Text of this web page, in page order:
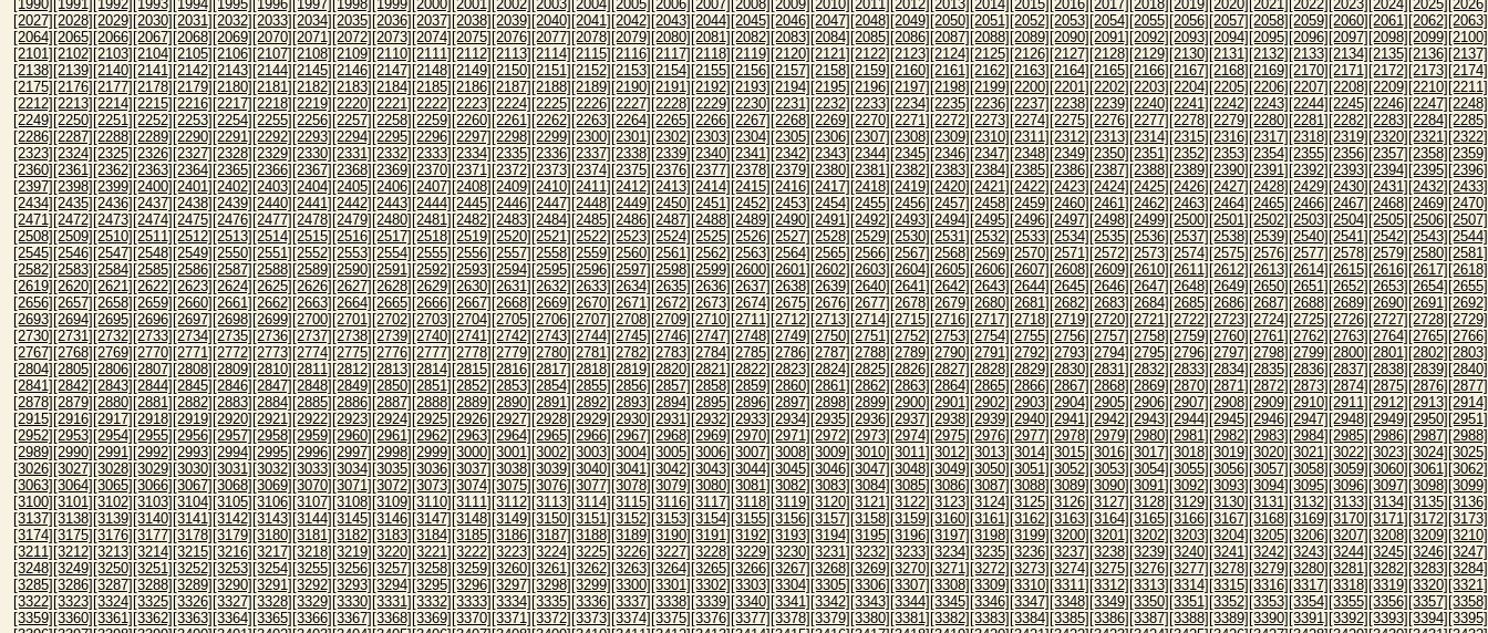
[1990] [1991] [1992] [1993] [1994] [1995] [1996] [1997] [1998] [1999] [2000] [2001] [2002] [2003] [2004] [2005] [2006] [2007] [2008] [2009] [2010] [2011] [2012] [2013] [2014] [2015] [2016] [2017] [2018] [2019] [2020] [2021] [2022] [2023] [2024] [2025] [2026]
[2027] [2028] [2029] [2030] [2031] [2032] [2033] [2034] [2035] [2036] [2037] [2038] [2039] [2040] [2041] [2042] [2043] [2044] [2045] [2046] [2047] [2048] [2049] [2050] [2051] [2052] [2053] [2054] [2055] [2056] [2057] [2058] [2059] [2060] [2061] [2062] [2063]
[2064] [2065] [2066] [2067] [2068] [2069] [2070] [2071] [2072] [2073] [2074] [2075] [2076] [2077] [2078] [2079] [2080] [2081] [2082] [2083] [2084] [2085] [2086] [2087] [2088] [2089] [2090] [2091] [2092] [2093] [2094] [2095] [2096] [2097] [2098] [2099] [2100]
[2101] [2102] [2103] [2104] [2105] [2106] [2107] [2108] [2109] [2110] [2111] [2112] [2113] [2114] [2115] [2116] [2117] [2118] [2119] [2120] [2121] [2122] [2123] [2124] [2125] [2126] [2127] [2128] [2129] [2130] [2131] [2132] [2133] [2134] [2135] [2136] [2137]
[2138] [2139] [2140] [2141] [2142] [2143] [2144] [2145] [2146] [2147] [2148] [2149] [2150] [2151] [2152] [2153] [2154] [2155] [2156] [2157] [2158] [2159] [2160] [2161] [2162] [2163] [2164] [2165] [2166] [2167] [2168] [2169] [2170] [2171] [2172] [2173] [2174]
[2175] [2176] [2177] [2178] [2179] [2180] [2181] [2182] [2183] [2184] [2185] [2186] [2187] [2188] [2189] [2190] [2191] [2192] [2193] [2194] [2195] [2196] [2197] [2198] [2199] [2200] [2201] [2202] [2203] [2204] [2205] [2206] [2207] [2208] [2209] [2210] [2211]
[2212] [2213] [2214] [2215] [2216] [2217] [2218] [2219] [2220] [2221] [2222] [2223] [2224] [2225] [2226] [2227] [2228] [2229] [2230] [2231] [2232] [2233] [2234] [2235] [2236] [2237] [2238] [2239] [2240] [2241] [2242] [2243] [2244] [2245] [2246] [2247] [2248]
[2249] [2250] [2251] [2252] [2253] [2254] [2255] [2256] [2257] [2258] [2259] [2260] [2261] [2262] [2263] [2264] [2265] [2266] [2267] [2268] [2269] [2270] [2271] [2272] [2273] [2274] [2275] [2276] [2277] [2278] [2279] [2280] [2281] [2282] [2283] [2284] [2285]
[2286] [2287] [2288] [2289] [2290] [2291] [2292] [2293] [2294] [2295] [2296] [2297] [2298] [2299] [2300] [2301] [2302] [2303] [2304] [2305] [2306] [2307] [2308] [2309] [2310] [2311] [2312] [2313] [2314] [2315] [2316] [2317] [2318] [2319] [2320] [2321] [2322]
[2323] [2324] [2325] [2326] [2327] [2328] [2329] [2330] [2331] [2332] [2333] [2334] [2335] [2336] [2337] [2338] [2339] [2340] [2341] [2342] [2343] [2344] [2345] [2346] [2347] [2348] [2349] [2350] [2351] [2352] [2353] [2354] [2355] [2356] [2357] [2358] [2359]
[2360] [2361] [2362] [2363] [2364] [2365] [2366] [2367] [2368] [2369] [2370] [2371] [2372] [2373] [2374] [2375] [2376] [2377] [2378] [2379] [2380] [2381] [2382] [2383] [2384] [2385] [2386] [2387] [2388] [2389] [2390] [2391] [2392] [2393] [2394] [2395] [2396]
[2397] [2398] [2399] [2400] [2401] [2402] [2403] [2404] [2405] [2406] [2407] [2408] [2409] [2410] [2411] [2412] [2413] [2414] [2415] [2416] [2417] [2418] [2419] [2420] [2421] [2422] [2423] [2424] [2425] [2426] [2427] [2428] [2429] [2430] [2431] [2432] [2433]
[2434] [2435] [2436] [2437] [2438] [2439] [2440] [2441] [2442] [2443] [2444] [2445] [2446] [2447] [2448] [2449] [2450] [2451] [2452] [2453] [2454] [2455] [2456] [2457] [2458] [2459] [2460] [2461] [2462] [2463] [2464] [2465] [2466] [2467] [2468] [2469] [2470]
[2471] [2472] [2473] [2474] [2475] [2476] [2477] [2478] [2479] [2480] [2481] [2482] [2483] [2484] [2485] [2486] [2487] [2488] [2489] [2490] [2491] [2492] [2493] [2494] [2495] [2496] [2497] [2498] [2499] [2500] [2501] [2502] [2503] [2504] [2505] [2506] [2507]
[2508] [2509] [2510] [2511] [2512] [2513] [2514] [2515] [2516] [2517] [2518] [2519] [2520] [2521] [2522] [2523] [2524] [2525] [2526] [2527] [2528] [2529] [2530] [2531] [2532] [2533] [2534] [2535] [2536] [2537] [2538] [2539] [2540] [2541] [2542] [2543] [2544]
[2545] [2546] [2547] [2548] [2549] [2550] [2551] [2552] [2553] [2554] [2555] [2556] [2557] [2558] [2559] [2560] [2561] [2562] [2563] [2564] [2565] [2566] [2567] [2568] [2569] [2570] [2571] [2572] [2573] [2574] [2575] [2576] [2577] [2578] [2579] [2580] [2581]
[2582] [2583] [2584] [2585] [2586] [2587] [2588] [2589] [2590] [2591] [2592] [2593] [2594] [2595] [2596] [2597] [2598] [2599] [2600] [2601] [2602] [2603] [2604] [2605] [2606] [2607] [2608] [2609] [2610] [2611] [2612] [2613] [2614] [2615] [2616] [2617] [2618]
[2619] [2620] [2621] [2622] [2623] [2624] [2625] [2626] [2627] [2628] [2629] [2630] [2631] [2632] [2633] [2634] [2635] [2636] [2637] [2638] [2639] [2640] [2641] [2642] [2643] [2644] [2645] [2646] [2647] [2648] [2649] [2650] [2651] [2652] [2653] [2654] [2655]
[2656] [2657] [2658] [2659] [2660] [2661] [2662] [2663] [2664] [2665] [2666] [2667] [2668] [2669] [2670] [2671] [2672] [2673] [2674] [2675] [2676] [2677] [2678] [2679] [2680] [2681] [2682] [2683] [2684] [2685] [2686] [2687] [2688] [2689] [2690] [2691] [2692]
[2693] [2694] [2695] [2696] [2697] [2698] [2699] [2700] [2701] [2702] [2703] [2704] [2705] [2706] [2707] [2708] [2709] [2710] [2711] [2712] [2713] [2714] [2715] [2716] [2717] [2718] [2719] [2720] [2721] [2722] [2723] [2724] [2725] [2726] [2727] [2728] [2729]
[2730] [2731] [2732] [2733] [2734] [2735] [2736] [2737] [2738] [2739] [2740] [2741] [2742] [2743] [2744] [2745] [2746] [2747] [2748] [2749] [2750] [2751] [2752] [2753] [2754] [2755] [2756] [2757] [2758] [2759] [2760] [2761] [2762] [2763] [2764] [2765] [2766]
[2767] [2768] [2769] [2770] [2771] [2772] [2773] [2774] [2775] [2776] [2777] [2778] [2779] [2780] [2781] [2782] [2783] [2784] [2785] [2786] [2787] [2788] [2789] [2790] [2791] [2792] [2793] [2794] [2795] [2796] [2797] [2798] [2799] [2800] [2801] [2802] [2803]
[2804] [2805] [2806] [2807] [2808] [2809] [2810] [2811] [2812] [2813] [2814] [2815] [2816] [2817] [2818] [2819] [2820] [2821] [2822] [2823] [2824] [2825] [2826] [2827] [2828] [2829] [2830] [2831] [2832] [2833] [2834] [2835] [2836] [2837] [2838] [2839] [2840]
[2841] [2842] [2843] [2844] [2845] [2846] [2847] [2848] [2849] [2850] [2851] [2852] [2853] [2854] [2855] [2856] [2857] [2858] [2859] [2860] [2861] [2862] [2863] [2864] [2865] [2866] [2867] [2868] [2869] [2870] [2871] [2872] [2873] [2874] [2875] [2876] [2877]
[2878] [2879] [2880] [2881] [2882] [2883] [2884] [2885] [2886] [2887] [2888] [2889] [2890] [2891] [2892] [2893] [2894] [2895] [2896] [2897] [2898] [2899] [2900] [2901] [2902] [2903] [2904] [2905] [2906] [2907] [2908] [2909] [2910] [2911] [2912] [2913] [2914]
[2915] [2916] [2917] [2918] [2919] [2920] [2921] [2922] [2923] [2924] [2925] [2926] [2927] [2928] [2929] [2930] [2931] [2932] [2933] [2934] [2935] [2936] [2937] [2938] [2939] [2940] [2941] [2942] [2943] [2944] [2945] [2946] [2947] [2948] [2949] [2950] [2951]
[2952] [2953] [2954] [2955] [2956] [2957] [2958] [2959] [2960] [2961] [2962] [2963] [2964] [2965] [2966] [2967] [2968] [2969] [2970] [2971] [2972] [2973] [2974] [2975] [2976] [2977] [2978] [2979] [2980] [2981] [2982] [2983] [2984] [2985] [2986] [2987] [2988]
[2989] [2990] [2991] [2992] [2993] [2994] [2995] [2996] [2997] [2998] [2999] [3000] [3001] [3002] [3003] [3004] [3005] [3006] [3007] [3008] [3009] [3010] [3011] [3012] [3013] [3014] [3015] [3016] [3017] [3018] [3019] [3020] [3021] [3022] [3023] [3024] [3025]
[3026] [3027] [3028] [3029] [3030] [3031] [3032] [3033] [3034] [3035] [3036] [3037] [3038] [3039] [3040] [3041] [3042] [3043] [3044] [3045] [3046] [3047] [3048] [3049] [3050] [3051] [3052] [3053] [3054] [3055] [3056] [3057] [3058] [3059] [3060] [3061] [3062]
[3063] [3064] [3065] [3066] [3067] [3068] [3069] [3070] [3071] [3072] [3073] [3074] [3075] [3076] [3077] [3078] [3079] [3080] [3081] [3082] [3083] [3084] [3085] [3086] [3087] [3088] [3089] [3090] [3091] [3092] [3093] [3094] [3095] [3096] [3097] [3098] [3099]
[3100] [3101] [3102] [3103] [3104] [3105] [3106] [3107] [3108] [3109] [3110] [3111] [3112] [3113] [3114] [3115] [3116] [3117] [3118] [3119] [3120] [3121] [3122] [3123] [3124] [3125] [3126] [3127] [3128] [3129] [3130] [3131] [3132] [3133] [3134] [3135] [3136]
[3137] [3138] [3139] [3140] [3141] [3142] [3143] [3144] [3145] [3146] [3147] [3148] [3149] [3150] [3151] [3152] [3153] [3154] [3155] [3156] [3157] [3158] [3159] [3160] [3161] [3162] [3163] [3164] [3165] [3166] [3167] [3168] [3169] [3170] [3171] [3172] [3173]
[3174] [3175] [3176] [3177] [3178] [3179] [3180] [3181] [3182] [3183] [3184] [3185] [3186] [3187] [3188] [3189] [3190] [3191] [3192] [3193] [3194] [3195] [3196] [3197] [3198] [3199] [3200] [3201] [3202] [3203] [3204] [3205] [3206] [3207] [3208] [3209] [3210]
[3211] [3212] [3213] [3214] [3215] [3216] [3217] [3218] [3219] [3220] [3221] [3222] [3223] [3224] [3225] [3226] [3227] [3228] [3229] [3230] [3231] [3232] [3233] [3234] [3235] [3236] [3237] [3238] [3239] [3240] [3241] [3242] [3243] [3244] [3245] [3246] [3247]
[3248] [3249] [3250] [3251] [3252] [3253] [3254] [3255] [3256] [3257] [3258] [3259] [3260] [3261] [3262] [3263] [3264] [3265] [3266] [3267] [3268] [3269] [3270] [3271] [3272] [3273] [3274] [3275] [3276] [3277] [3278] [3279] [3280] [3281] [3282] [3283] [3284]
[3285] [3286] [3287] [3288] [3289] [3290] [3291] [3292] [3293] [3294] [3295] [3296] [3297] [3298] [3299] [3300] [3301] [3302] [3303] [3304] [3305] [3306] [3307] [3308] [3309] [3310] [3311] [3312] [3313] [3314] [3315] [3316] [3317] [3318] [3319] [3320] [3321]
[3322] [3323] [3324] [3325] [3326] [3327] [3328] [3329] [3330] [3331] [3332] [3333] [3334] [3335] [3336] [3337] [3338] [3339] [3340] [3341] [3342] [3343] [3344] [3345] [3346] [3347] [3348] [3349] [3350] [3351] [3352] [3353] [3354] [3355] [3356] [3357] [3358]
[3359] [3360] [3361] [3362] [3363] [3364] [3365] [3366] [3367] [3368] [3369] [3370] [3371] [3372] [3373] [3374] [3375] [3376] [3377] [3378] [3379] [3380] [3381] [3382] [3383] [3384] [3385] [3386] [3387] [3388] [3389] [3390] [3391] [3392] [3393] [3394] [3395]